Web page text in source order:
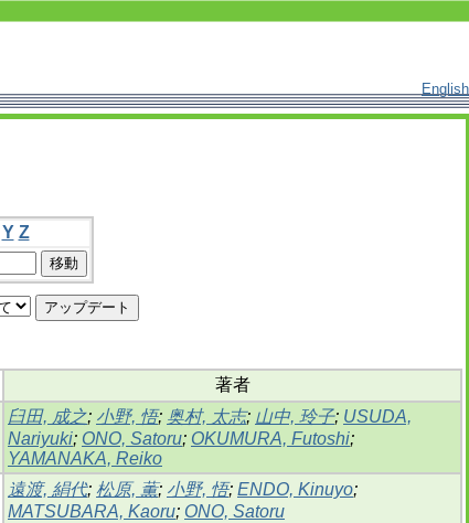
English
Y Z
著者
臼田, 成之; 小野, 悟; 奥村, 太志; 山中, 玲子; USUDA,
Nariyuki; ONO, Satoru; OKUMURA, Futoshi;
YAMANAKA, Reiko
遠渡, 絹代; 松原, 薫; 小野, 悟; ENDO, Kinuyo;
MATSUBARA, Kaoru; ONO, Satoru